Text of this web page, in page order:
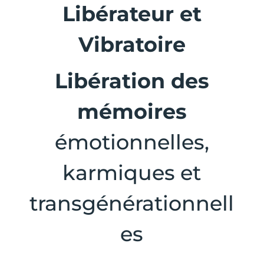
Libérateur et
Vibratoire
Libération des
mémoires
émotionnelles,
karmiques et
transgénérationnell
es